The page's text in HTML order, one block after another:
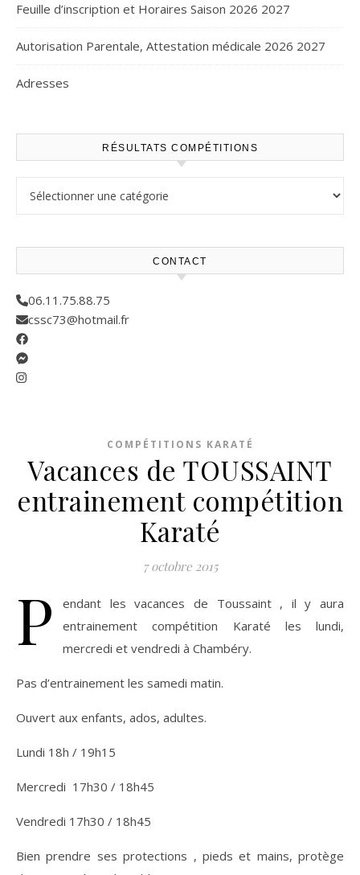
Feuille d’inscription et Horaires Saison 2026 2027
Autorisation Parentale, Attestation médicale 2026 2027
Adresses
RÉSULTATS COMPÉTITIONS
CONTACT
06.11.75.88.75
cssc73@hotmail.fr
COMPÉTITIONS KARATÉ
Vacances de TOUSSAINT
entrainement compétition
Karaté
7 octobre 2015
P
endant les vacances de Toussaint , il y aura
entrainement compétition Karaté les lundi,
mercredi et vendredi à Chambéry.
Pas d’entrainement les samedi matin.
Ouvert aux enfants, ados, adultes.
Lundi 18h / 19h15
Mercredi 17h30 / 18h45
Vendredi 17h30 / 18h45
Bien prendre ses protections , pieds et mains, protège